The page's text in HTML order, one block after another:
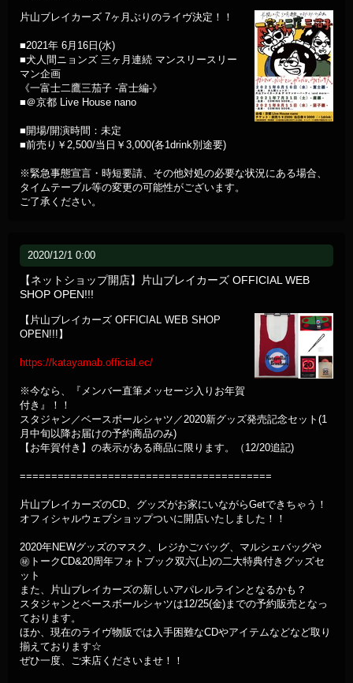
片山ブレイカーズ 7ヶ月ぶりのライヴ決定！！
■2021年 6月16日(水)
■犬人間ニョンズ 三ヶ月連続 マンスリースリー
マン企画
《一富士二鷹三茄子 -富士編-》
■＠京都 Live House nano
■開場/開演時間：未定
■前売り￥2,500/当日￥3,000(各1drink別途要)
※緊急事態宣言・時短要請、その他対処の必要な状況にある場合、
タイムテーブル等の変更の可能性がございます。
ご了承ください。
2020/12/1 0:00
【ネットショップ開店】片山ブレイカーズ OFFICIAL WEB
SHOP OPEN!!!
【片山ブレイカーズ OFFICIAL WEB SHOP
OPEN!!!】
https://katayamab.official.ec/
※今なら、『メンバー直筆メッセージ入りお年賀
付き』！！
スタジャン／ベースボールシャツ／2020新グッズ発売記念セット(1
月中旬以降お届けの予約商品のみ)
【お年賀付き】の表示がある商品に限ります。（12/20追記)
========================================
片山ブレイカーズのCD、グッズがお家にいながらGetできちゃう！
オフィシャルウェブショップついに開店いたしました！！
2020年NEWグッズのマスク、レジかごバッグ、マルシェバッグや
㊙️トークCD&20周年フォトブック双六(上)の二大特典付きグッズセ
ット
また、片山ブレイカーズの新しいアパレルラインとなるかも？
スタジャンとベースボールシャツは12/25(金)までの予約販売となっ
ております。
ほか、現在のライヴ物販では入手困難なCDやアイテムなどなど取り
揃えております☆
ぜひ一度、ご来店くださいませ！！